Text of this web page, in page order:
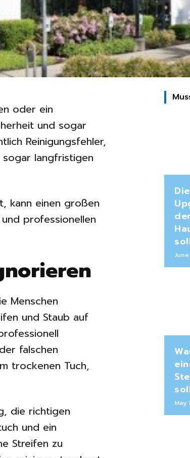
oder ein
und sogar
Reinigungsfehler,
langfristigen
kann einen großen
professionellen
Menschen
und Staub auf
falschen
trockenen Tuch,
die richtigen
und ein
Streifen zu
May